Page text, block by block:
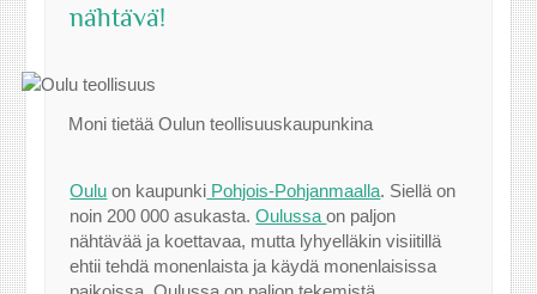
nähtävä!
Moni tietää Oulun teollisuuskaupunkina
Oulu on kaupunki Pohjois-Pohjanmaalla. Siellä on
noin 200 000 asukasta.Oulussaon paljon
nähtävää ja koettavaa, mutta lyhyelläkin visiitillä
ehtii tehdä monenlaista ja käydä monenlaisissa